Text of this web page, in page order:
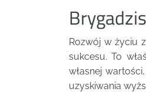
Rozwój w życiu
sukcesu. To
własnej
uzyskiwania